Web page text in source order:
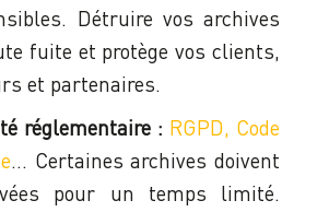
Détruire vos archives
fuite et protège vos clients,
et partenaires.
réglementaire : RGPD, Code
… Certaines archives doivent
pour un temps limité.